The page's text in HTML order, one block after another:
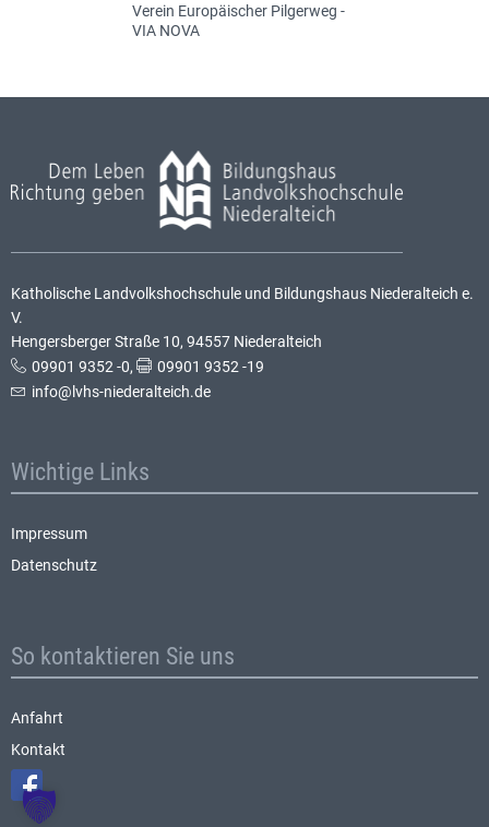
Verein Europäischer Pilgerweg -
VIA NOVA
Katholische Landvolkshochschule und Bildungshaus Niederalteich e.
V.
Hengersberger Straße 10, 94557 Niederalteich
09901 9352 -0,
09901 9352 -19
info@lvhs-niederalteich.de
Wichtige Links
Impressum
Datenschutz
So kontaktieren Sie uns
Anfahrt
Kontakt